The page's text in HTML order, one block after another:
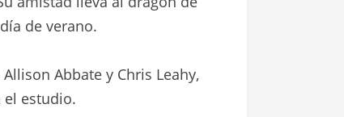
de verano.
Abbate y Chris Leahy,
el estudio.